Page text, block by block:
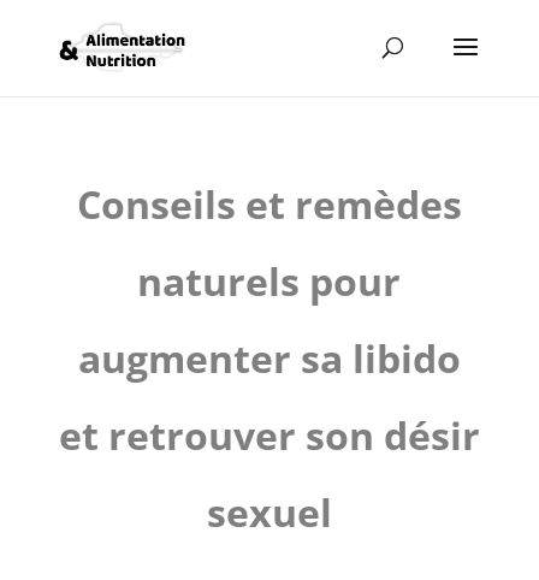
Conseils et remèdes
naturels pour
augmenter sa libido
et retrouver son désir
sexuel